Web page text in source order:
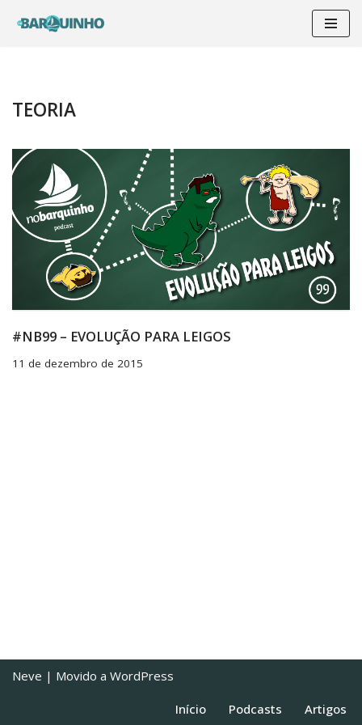
conteúdo
TEORIA
#NB99 – EVOLUÇÃO PARA LEIGOS
11 de dezembro de 2015
Neve | Movido a WordPress
Início Podcasts Artigos